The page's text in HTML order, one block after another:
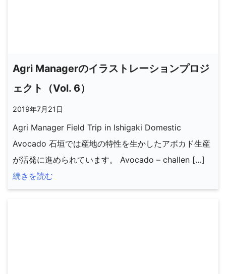
Agri Managerのイラストレーションプロジ
ェクト（Vol. 6）
2019年7月21日
Agri Manager Field Trip in Ishigaki Domestic
Avocado 石垣では産地の特性を生かしたアボカド生産
が活発に進められています。 Avocado – challen […]
続きを読む